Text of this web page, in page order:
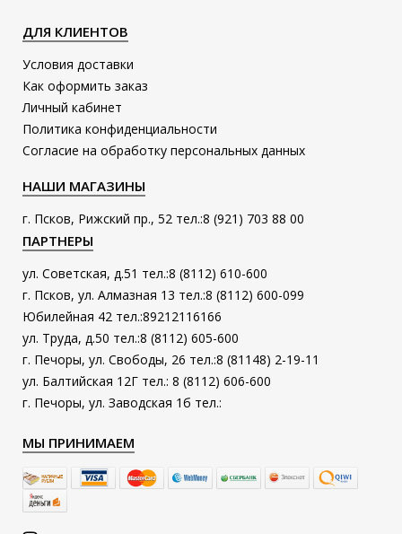
ДЛЯ КЛИЕНТОВ
Условия доставки
Как оформить заказ
Личный кабинет
Политика конфиденциальности
Согласие на обработку персональных данных
НАШИ МАГАЗИНЫ
г. Псков, Рижский пр., 52 тел.:8 (921) 703 88 00
ПАРТНЕРЫ
ул. Советская, д.51 тел.:8 (8112) 610-600
г. Псков, ул. Алмазная 13 тел.:8 (8112) 600-099
Юбилейная 42 тел.:89212116166
ул. Труда, д.50 тел.:8 (8112) 605-600
г. Печоры, ул. Свободы, 26 тел.:8 (81148) 2-19-11
ул. Балтийская 12Г тел.: 8 (8112) 606-600
г. Печоры, ул. Заводская 1б тел.:
МЫ ПРИНИМАЕМ